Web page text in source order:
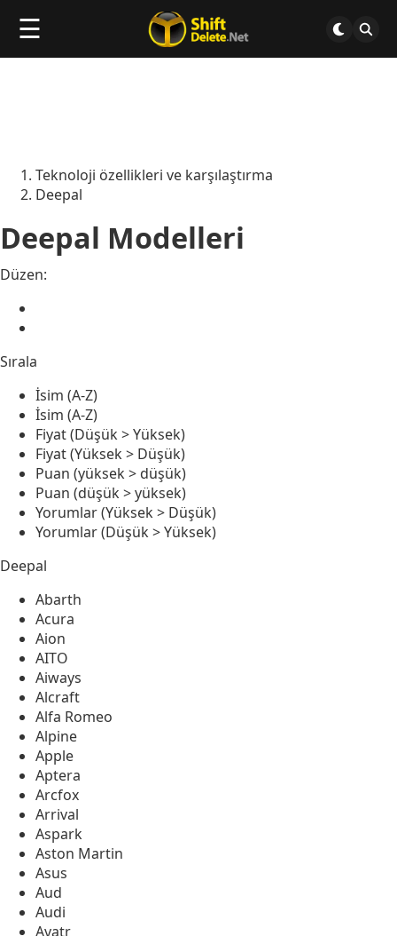
☰
Teknoloji özellikleri ve karşılaştırma
Deepal
Deepal Modelleri
Düzen:
Sırala
İsim (A-Z)
İsim (A-Z)
Fiyat (Düşük > Yüksek)
Fiyat (Yüksek > Düşük)
Puan (yüksek > düşük)
Puan (düşük > yüksek)
Yorumlar (Yüksek > Düşük)
Yorumlar (Düşük > Yüksek)
Deepal
Abarth
Acura
Aion
AITO
Aiways
Alcraft
Alfa Romeo
Alpine
Apple
Aptera
Arcfox
Arrival
Aspark
Aston Martin
Asus
Aud
Audi
Avatr